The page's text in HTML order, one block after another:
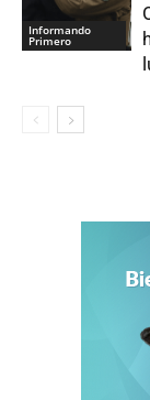
Informando
Primero